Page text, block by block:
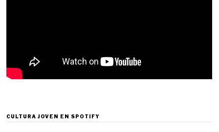
CULTURA JOVEN EN SPOTIFY